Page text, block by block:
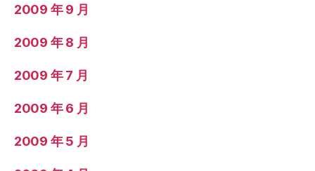
2009 年 9 月
2009 年 8 月
2009 年 7 月
2009 年 6 月
2009 年 5 月